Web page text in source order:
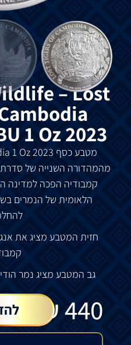
– Lost
1 Oz 2023
מטבעכסף
מהמהדורה השנייה של סדרת
קמבודיה הפכה למדינה ה
הלאומית של הנמרים
חזית המטבע מציג את
גב המטבע מציג נמר הודי
440
₪